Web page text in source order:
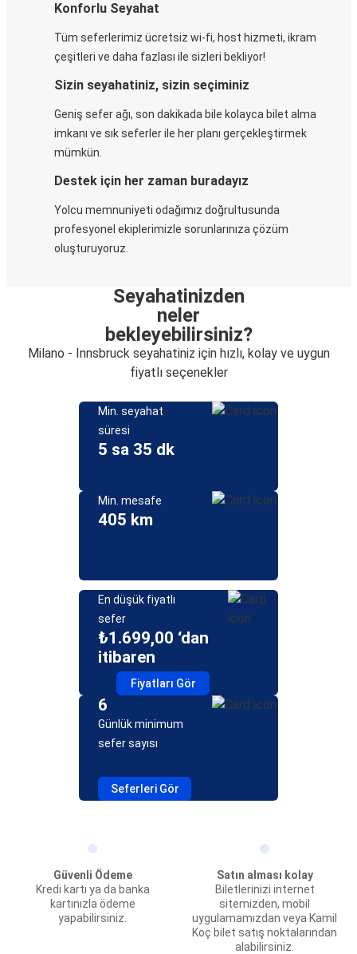
Konforlu Seyahat
Tüm seferlerimiz ücretsiz wi-fi, host hizmeti, ikram
çeşitleri ve daha fazlası ile sizleri bekliyor!
Sizin seyahatiniz, sizin seçiminiz
Geniş sefer ağı, son dakikada bile kolayca bilet alma
imkanı ve sık seferler ile her planı gerçekleştirmek
mümkün.
Destek için her zaman buradayız
Yolcu memnuniyeti odağımız doğrultusunda
profesyonel ekiplerimizle sorunlarınıza çözüm
oluşturuyoruz.
Seyahatinizden
neler
bekleyebilirsiniz?
Milano - Innsbruck seyahatiniz için hızlı, kolay ve uygun
fiyatlı seçenekler
Min. seyahat
süresi
5 sa 35 dk
Min. mesafe
405 km
En düşük fiyatlı
sefer
₺1.699,00 ‘dan
itibaren
Fiyatları Gör
6
Günlük minimum
sefer sayısı
Seferleri Gör
Güvenli Ödeme
Kredi kartı ya da banka
kartınızla ödeme
yapabilirsiniz.
Satın alması kolay
Biletlerinizi internet
sitemizden, mobil
uygulamamızdan veya Kamil
Koç bilet satış noktalarından
alabilirsiniz.